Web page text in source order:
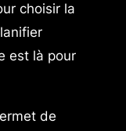
choisir la
est là pour
de